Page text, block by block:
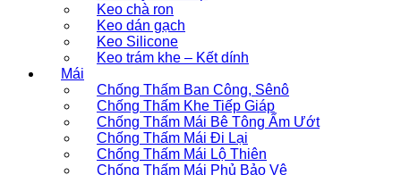
Keo chà ron
Keo dán gạch
Keo Silicone
Keo trám khe – Kết dính
Mái
Chống Thấm Ban Công, Sênô
Chống Thấm Khe Tiếp Giáp
Chống Thấm Mái Bê Tông Ẩm Ướt
Chống Thấm Mái Đi Lại
Chống Thấm Mái Lộ Thiên
Chống Thấm Mái Phủ Bảo Vệ